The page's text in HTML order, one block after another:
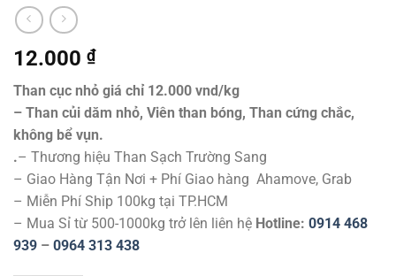
12.000 ₫
Than cục nhỏ giá chỉ 12.000 vnd/kg
– Than củi dăm nhỏ, Viên than bóng, Than cứng chắc,
không bể vụn.
.– Thương hiệu Than Sạch Trường Sang
– Giao Hàng Tận Nơi + Phí Giao hàng Ahamove, Grab
– Miễn Phí Ship 100kg tại TP.HCM
– Mua Sỉ từ 500-1000kg trở lên liên hệ Hotline: 0914 468
939 – 0964 313 438